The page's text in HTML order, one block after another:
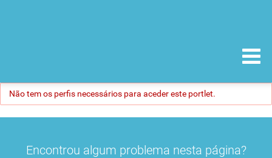
Não tem os perfis necessários para aceder este portlet.
Encontrou algum problema nesta página?